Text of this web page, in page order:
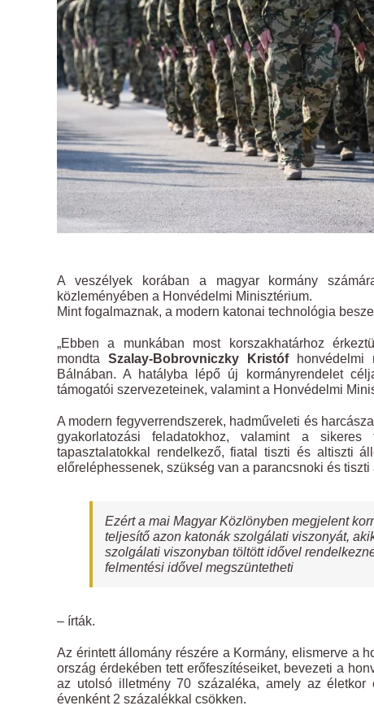
A veszélyek korában a magyar kormány
közleményében a Honvédelmi Minisztérium.
Mint fogalmaznak, a modern katonai technológia
„Ebben a munkában most korszakhatárhoz
mondtaSzalay-Bobrovniczky Kristófhonvédelmi
Bálnában. A hatályba lépő új kormányrendelet
támogatói szervezeteinek, valamint a Honvédelmi
A modern fegyverrendszerek, hadműveleti és
gyakorlatozási feladatokhoz, valamint a
tapasztalatokkal rendelkező, fiatal tiszti és altiszti
előreléphessenek, szükség van a parancsnoki és
Ezért a mai Magyar Közlönyben megjelent
teljesítő azon katonák szolgálati viszonyát,
szolgálati viszonyban töltött idővel
felmentési idővel megszüntetheti
– írták.
Az érintett állomány részére a Kormány, elismerve a
ország érdekében tett erőfeszítéseiket, bevezeti a
az utolsó illetmény 70 százaléka, amely az
évenként 2 százalékkal csökken.